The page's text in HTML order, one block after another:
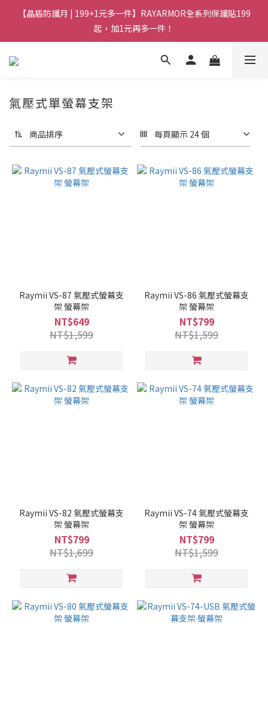
【晶盾防護月 | 199+1元多一件】RAYARMOR全系列保護貼199
起，加1元再多一件！
氣壓式單螢幕支架
商品排序 每頁顯示 24 個
Raymii VS-87 氣壓式螢幕支
架 螢幕架
NT$649
NT$1,599
Raymii VS-86 氣壓式螢幕支
架 螢幕架
NT$799
NT$1,599
Raymii VS-82 氣壓式螢幕支
架 螢幕架
NT$799
NT$1,699
Raymii VS-74 氣壓式螢幕支
架 螢幕架
NT$799
NT$1,599